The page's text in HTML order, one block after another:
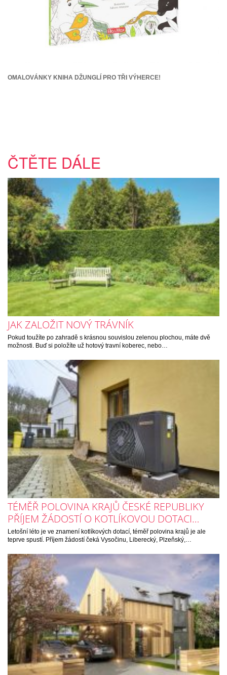
OMALOVÁNKY KNIHA DŽUNGLÍ PRO TŘI VÝHERCE!
ČTĚTE DÁLE
JAK ZALOŽIT NOVÝ TRÁVNÍK
Pokud toužíte po zahradě s krásnou souvislou zelenou plochou, máte dvě
možnosti. Buď si položíte už hotový travní koberec, nebo…
TÉMĚŘ POLOVINA KRAJŮ ČESKÉ REPUBLIKY
PŘÍJEM ŽÁDOSTÍ O KOTLÍKOVOU DOTACI…
Letošní léto je ve znamení kotlíkových dotací, téměř polovina krajů je ale
teprve spustí. Příjem žádostí čeká Vysočinu, Liberecký, Plzeňský,…